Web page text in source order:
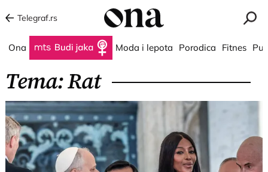
Telegraf.rs
Ona Budi jaka Moda i lepota Porodica Fitnes
Tema: Rat